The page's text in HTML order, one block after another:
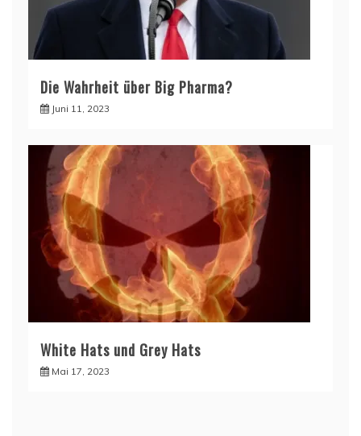
Die Wahrheit über Big Pharma?
Juni 11, 2023
White Hats und Grey Hats
Mai 17, 2023